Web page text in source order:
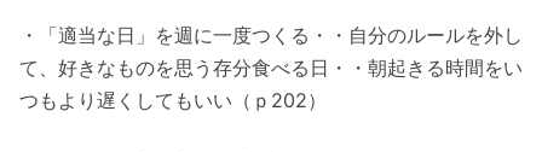
・「適当な日」を週に一度つくる・・自分のルールを外し
て、好きなものを思う存分食べる日・・朝起きる時間をい
つもより遅くしてもいい（ｐ202）